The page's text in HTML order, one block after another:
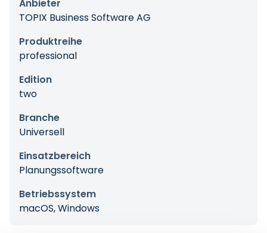
Anbieter
TOPIX Business Software AG
Produktreihe
professional
Edition
two
Branche
Universell
Einsatzbereich
Planungssoftware
Betriebssystem
macOS, Windows